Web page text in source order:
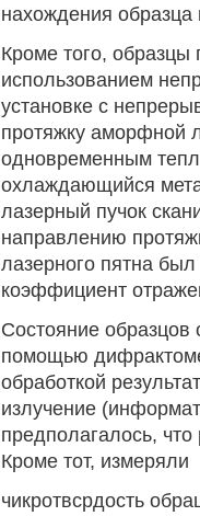
нахождения образца
Кроме того,
использованием
установке с
протяжку аморфной
одновременным
охлаждающийся
лазерный пучок
направлению
лазерного пятна
коэффициент
Состояние образцов
помощью
обработкой
излучение
предполагалось,
Кроме тот, измеряли
чикротвсрдость